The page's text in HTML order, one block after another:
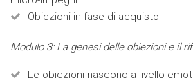
Obiezioni in fase di acquisto
Modulo 3: La genesi delle obiezioni e il
Le obiezioni nascono a livello